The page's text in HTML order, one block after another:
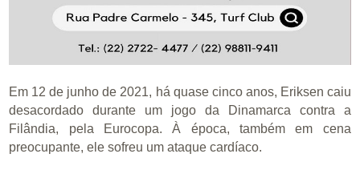
Em 12 de junho de 2021, há quase cinco anos, Eriksen caiu
desacordado durante um jogo da Dinamarca contra a
Filândia, pela Eurocopa. À época, também em cena
preocupante, ele sofreu um ataque cardíaco.